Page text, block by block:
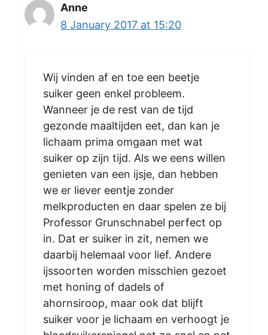
Anne
8 January 2017 at 15:20
Wij vinden af en toe een beetje
suiker geen enkel probleem.
Wanneer je de rest van de tijd
gezonde maaltijden eet, dan kan je
lichaam prima omgaan met wat
suiker op zijn tijd. Als we eens willen
genieten van een ijsje, dan hebben
we er liever eentje zonder
melkproducten en daar spelen ze bij
Professor Grunschnabel perfect op
in. Dat er suiker in zit, nemen we
daarbij helemaal voor lief. Andere
ijssoorten worden misschien gezoet
met honing of dadels of
ahornsiroop, maar ook dat blijft
suiker voor je lichaam en verhoogt je